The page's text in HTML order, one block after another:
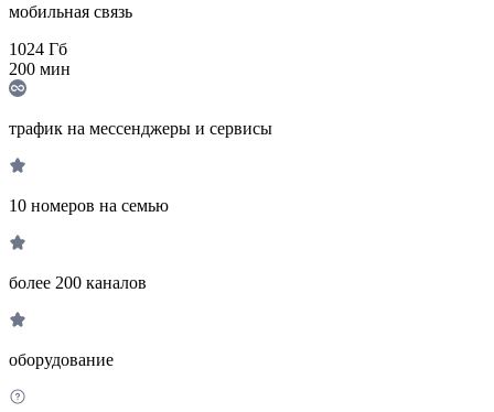
мобильная связь
1024 Гб
200 мин
трафик на мессенджеры и сервисы
10 номеров на семью
более 200 каналов
оборудование